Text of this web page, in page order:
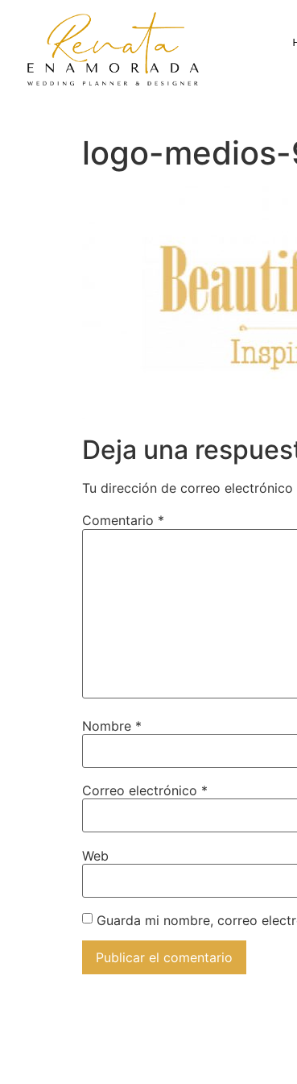
logo-
Deja una
Tu dirección de correo electrónico
Comentario *
Nombre *
Correo electrónico *
Web
Guarda mi nombre, correo